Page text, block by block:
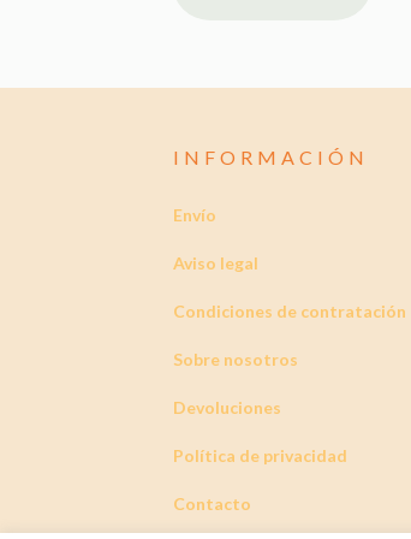
INFORMACIÓN
Envío
Aviso legal
Condiciones de contratación
Sobre nosotros
Devoluciones
Política de privacidad
Contacto